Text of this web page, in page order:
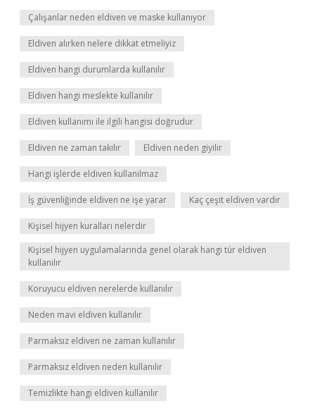
Çalışanlar neden eldiven ve maske kullanıyor
Eldiven alırken nelere dikkat etmeliyiz
Eldiven hangi durumlarda kullanılır
Eldiven hangi meslekte kullanılır
Eldiven kullanımı ile ilgili hangisi doğrudur
Eldiven ne zaman takılır Eldiven neden giyilir
Hangi işlerde eldiven kullanılmaz
İş güvenliğinde eldiven ne işe yarar Kaç çeşit eldiven vardır
Kişisel hijyen kuralları nelerdir
Kişisel hijyen uygulamalarında genel olarak hangi tür eldiven
kullanılır
Koruyucu eldiven nerelerde kullanılır
Neden mavi eldiven kullanılır
Parmaksız eldiven ne zaman kullanılır
Parmaksız eldiven neden kullanılır
Temizlikte hangi eldiven kullanılır